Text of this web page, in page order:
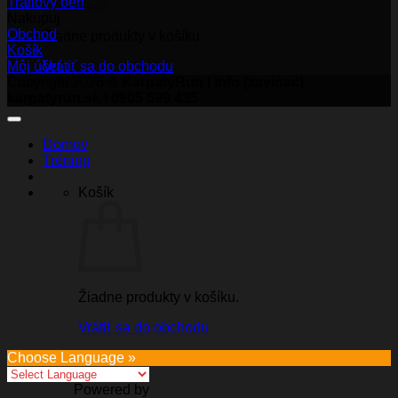
Žiadne produkty v košíku.
Vrátiť sa do obchodu
Obchod
Košík
Môj účet
Domov
Tréning
Košík
Žiadne produkty v košíku.
Vrátiť sa do obchodu
Choose Language »
Powered by